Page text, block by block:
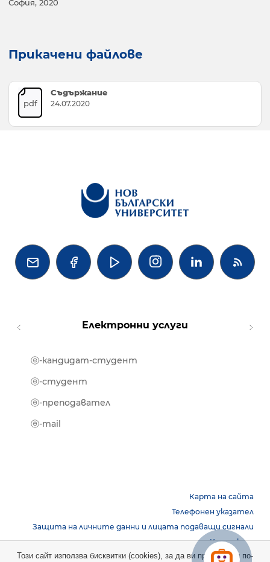
София, 2020
Прикачени файлове
pdf
Съдържание
24.07.2020
   
Електронни услуги
ⓔ-кандидат-студент
ⓔ-студент
ⓔ-преподавател
ⓔ-mail
Карта на сайта
Телефонен указател
Защита на личните данни и лицата подаващи сигнали
Контакти
Този сайт използва бисквитки (cookies), за да ви предостави по-